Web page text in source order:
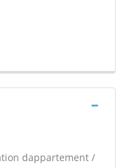
dappartement /